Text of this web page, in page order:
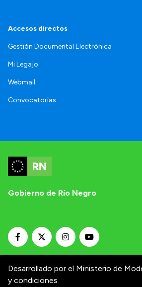
Accesos directos
Gestión Documental Electrónica
Mi Legajo
Webmail
Convocatorias
Gobierno de Río Negro
Desarrollado por el Ministerio de
y condiciones